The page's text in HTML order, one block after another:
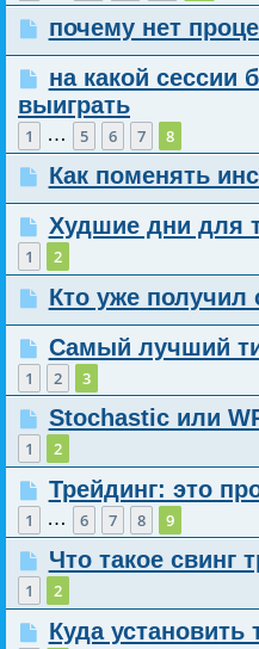
почему нет
на какой сессии
выиграть
1 … 5 6 7 8
Как поменять
Худшие дни для
1 2
Кто уже получил
Самый лучший
1 2 3
Stochastic или
1 2
Трейдинг: это
1 … 6 7 8 9
Что такое свинг
1 2
Куда установить